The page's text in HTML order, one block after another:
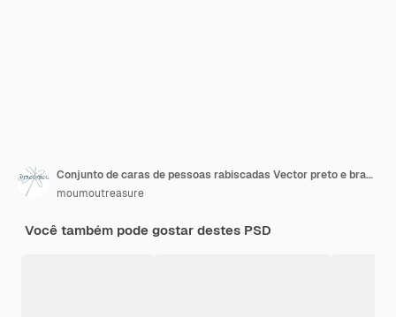
Conjunto de caras de pessoas rabiscadas Vector preto e branco isolado Ilustração logotipo Coleção
moumoutreasure
Você também pode gostar destes PSD